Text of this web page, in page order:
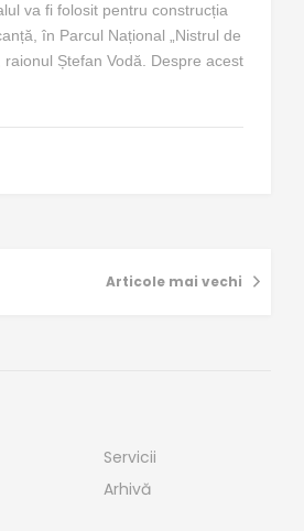
va fi folosit pentru construcția
în Parcul Național „Nistrul de
raionul Ștefan Vodă. Despre acest
Articole mai vechi
Servicii
Arhivă